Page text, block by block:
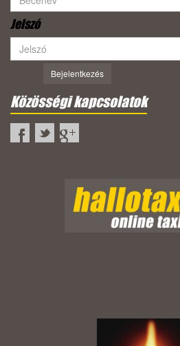
Jelszó
Bejelentkezés
Közösségi kapcsolatok